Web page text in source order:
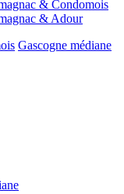
& Condomois
& Adour
Gascogne médiane